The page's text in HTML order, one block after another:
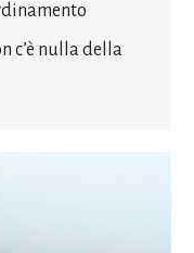
c’è nulla della